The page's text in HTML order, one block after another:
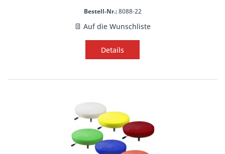
Bestell-Nr.:8088-22
Auf die Wunschliste
Details